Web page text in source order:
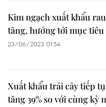
Kim ngạch xuất khẩu
tăng, hướng tới mục tiêu
23/06/2023 01:54
Xuất khẩu trái cây tiếp
tăng 39% so với cùng kỳ